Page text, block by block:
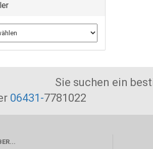
bestimmtes
06431-7781022